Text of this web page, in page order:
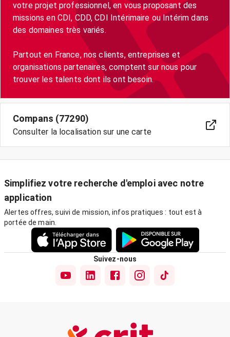
votre projet professionnel, en vous proposant des
missions en CDI, CDD, CDI Intérimaire ou Intérim dans
des domaines très variés.
Partout en France, nos clients, entreprises et
organisations partenaires, comptent sur nous pour
trouver les talents dont ils ont besoin.
Compans (77290)
Consulter la localisation sur une carte
Simplifiez votre recherche d'emploi avec notre
application
Alertes offres, suivi de mission, infos pratiques : tout est à
portée de main.
Suivez-nous